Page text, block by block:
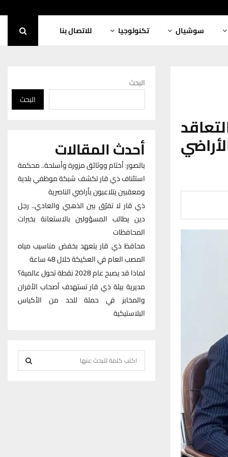
سوشيال تكنولوجيا للاتصال بنا
64 كم² من الأراضي
البحث
البحث
أحدث المقالات
بالصور: أختام ووثائق مزورة وأسلحة.. محكمة
استئناف ذي قار تكشف شبكة موظفي بلدية
ومعقبين يتلاعبون بأراضي الناصرية
ذي قار لا تفرّق بين الذهبي والعادي.. رجل
دين يطالب المسؤولين بالاستعانة بخبرات
المحافظات
محافظ ذي قار يتعهد بخفض مناسيب مياه
المصب العام في العكيكة خلال 48 ساعة
لماذا قد يصبح عام 2028 نقطة تحول عالمية؟
مديرية بيئة ذي قار تستهدف أصحاب الأفران
والمخابز في حملة للحد من الأكياس
البلاستيكية
e